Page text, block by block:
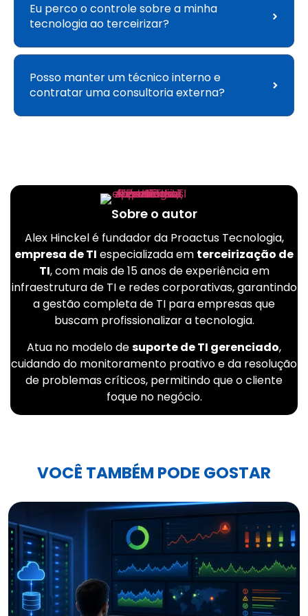
Eu perco o controle sobre a minha
tecnologia ao terceirizar?
Posso manter um técnico interno e
contratar uma consultoria externa?
Sobre o autor
Alex Hinckel é fundador da Proactus Tecnologia,
empresa de TI especializada em terceirização de
TI, com mais de 15 anos de experiência em
infraestrutura de TI e redes corporativas, garantindo
a gestão completa de TI para empresas que
buscam profissionalizar a tecnologia.
Atua no modelo desuporte de TI gerenciado,
cuidando do monitoramento proativo e da resolução
de problemas críticos, permitindo que o cliente
foque no negócio.
VOCÊ TAMBÉM PODE GOSTAR